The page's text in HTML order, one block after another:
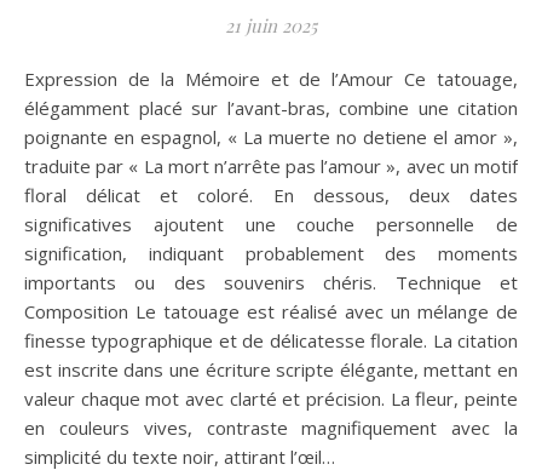
21 juin 2025
Expression de la Mémoire et de l’Amour Ce tatouage,
élégamment placé sur l’avant-bras, combine une citation
poignante en espagnol, « La muerte no detiene el amor »,
traduite par « La mort n’arrête pas l’amour », avec un motif
floral délicat et coloré. En dessous, deux dates
significatives ajoutent une couche personnelle de
signification, indiquant probablement des moments
importants ou des souvenirs chéris. Technique et
Composition Le tatouage est réalisé avec un mélange de
finesse typographique et de délicatesse florale. La citation
est inscrite dans une écriture scripte élégante, mettant en
valeur chaque mot avec clarté et précision. La fleur, peinte
en couleurs vives, contraste magnifiquement avec la
simplicité du texte noir, attirant l’œil…